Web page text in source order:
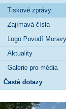
Tiskové zprávy
Zajímavá čísla
Logo Povodí Moravy
Aktuality
Galerie pro média
Časté dotazy